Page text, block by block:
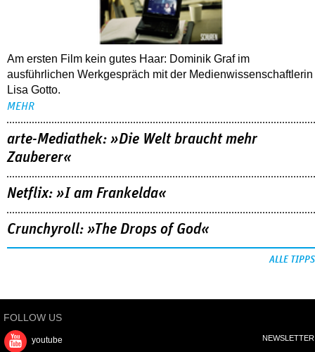
Am ersten Film kein gutes Haar: Dominik Graf im
ausführlichen Werkgespräch mit der Medienwissenschaftlerin
Lisa Gotto.
MEHR
arte-Mediathek: »Die Welt braucht mehr
Zauberer«
Netflix: »I am Frankelda«
Crunchyroll: »The Drops of God«
ALLE TIPPS
FOLLOW US
youtube NEWSLETTER